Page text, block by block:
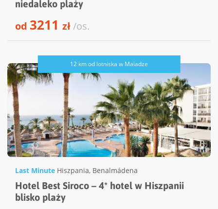
niedaleko plaży
od 3211 zł/os.
12 km od lotniska w Maladze
Last Minute Hiszpania, Benalmádena
Hotel Best Siroco – 4* hotel w Hiszpanii
blisko plaży